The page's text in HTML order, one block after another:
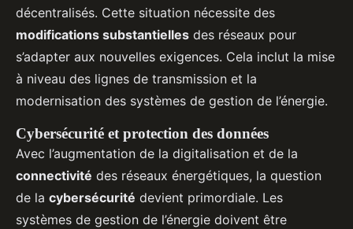
décentralisés. Cette situation nécessite des
modifications substantielles des réseaux pour
s’adapter aux nouvelles exigences. Cela inclut la mise
à niveau des lignes de transmission et la
modernisation des systèmes de gestion de l’énergie.
Cybersécurité et protection des données
Avec l’augmentation de la digitalisation et de la
connectivité des réseaux énergétiques, la question
de la cybersécurité devient primordiale. Les
systèmes de gestion de l’énergie doivent être